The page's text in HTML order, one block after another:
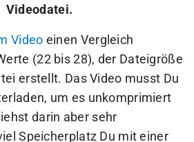
Videodatei.
Video einen Vergleich
(22 bis 28), der Dateigröße
erstellt. Das Video musst Du
um es unkomprimiert
darin aber sehr
Speicherplatz Du mit einer